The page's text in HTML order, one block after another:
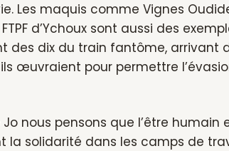
Les maquis comme Vignes
d’Ychoux sont aussi des
des dix du train fantôme, arrivant
œuvraient pour permettre
nous pensons que l’être
la solidarité dans les camps de